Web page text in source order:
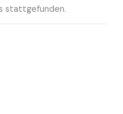
stattgefunden.